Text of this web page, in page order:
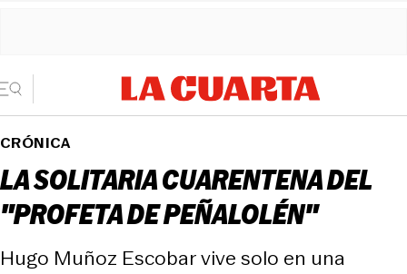
CRÓNICA
LA SOLITARIA CUARENTENA DEL
"PROFETA DE PEÑALOLÉN"
Hugo Muñoz Escobar vive solo en una